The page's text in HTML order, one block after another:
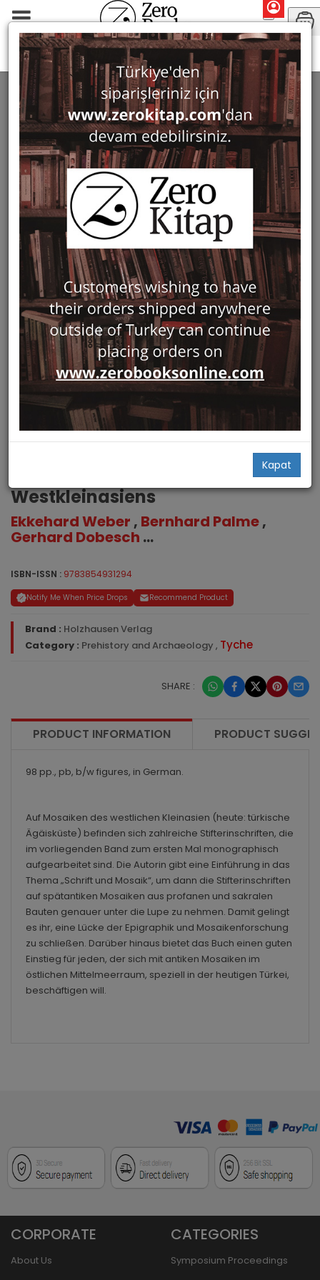
Kapat
Monographs Prehistory and Archaeology
Stifterinschriften auf Mosaiken
Westkleinasiens
Ekkehard Weber , Bernhard Palme,
Gerhard Dobesch ...
ISBN-ISSN : 9783854931294
Notify Me When Price Drops Recommend Product
Brand : Holzhausen Verlag
Category : Prehistory and Archaeology , Tyche
SHARE :
PRODUCT INFORMATION PRODUCT
98 pp., pb, b/w figures, in German.
Auf Mosaiken des westlichen Kleinasien (heute: türkische
Ägäisküste) befinden sich zahlreiche Stifterinschriften, die
im vorliegenden Band zum ersten Mal monographisch
aufgearbeitet sind. Die Autorin gibt eine Einführung in das
Thema „Schrift und Mosaik“, um dann die Stifterinschriften
auf spätantiken Mosaiken aus profanen und sakralen
Bauten genauer unter die Lupe zu nehmen. Damit gelingt
es ihr, eine Lücke der Epigraphik und Mosaikenforschung
zu schließen. Darüber hinaus bietet das Buch einen guten
Einstieg für jeden, der sich mit antiken Mosaiken im
östlichen Mittelmeerraum, speziell in der heutigen Türkei,
beschäftigen will.
CORPORATE
About Us
CATEGORIES
Symposium Proceedings